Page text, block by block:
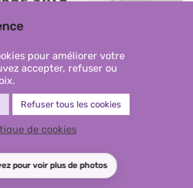
Salé – Grande
Fait-main en
pour améliorer votre
accepter, refuser ou
Refuser tous les cookies
de cookies